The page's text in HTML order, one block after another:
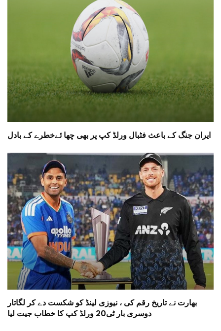
ایران جنگ کے باعث فٹبال ورلڈ کپ پر بھی چھا ئےخطرے کے بادل
بھارت نے تاریخ رقم کی ، نیوزی لینڈ کو شکست دے کر لگاتار
دوسری بار ٹی20 ورلڈ کپ کا خطاب جیت لیا